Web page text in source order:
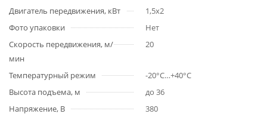
Двигатель передвижения, кВт
1,5х2
Фото упаковки
Нет
Скорость передвижения, м/
мин
20
Температурный режим
-20°C…+40°C
Высота подъема, м
до 36
Напряжение, В
380